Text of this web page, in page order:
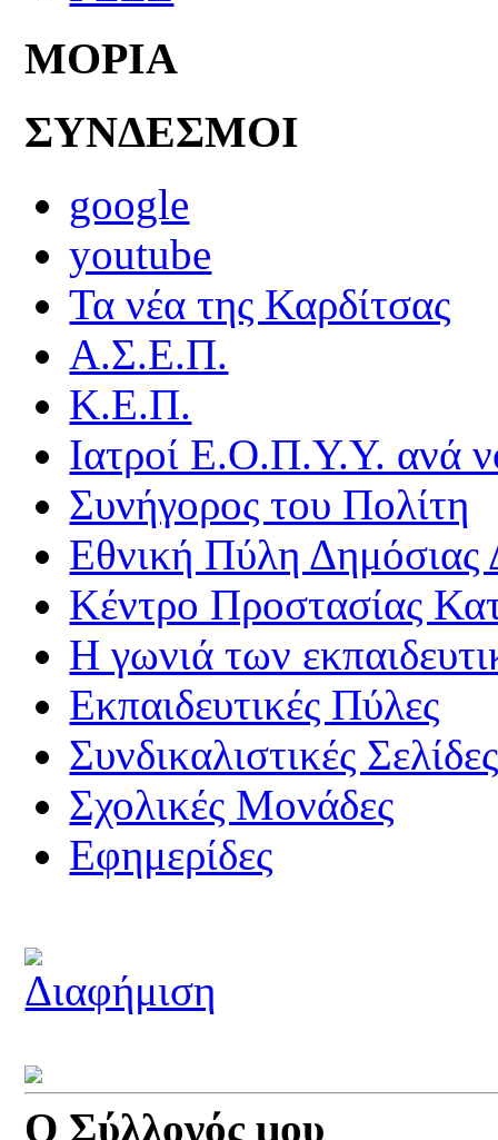
ΜΟΡΙΑ
ΣΥΝΔΕΣΜΟΙ
google
youtube
Τα νέα της Καρδίτσας
Α.Σ.Ε.Π.
Κ.Ε.Π.
Ιατροί Ε.Ο.Π.Υ.Υ. ανά
Συνήγορος του Πολίτη
Εθνική Πύλη Δημόσιας
Κέντρο Προστασίας
Η γωνιά των
Εκπαιδευτικές Πύλες
Συνδικαλιστικές Σελίδες
Σχολικές Μονάδες
Εφημερίδες
Ο Σύλλογός μου